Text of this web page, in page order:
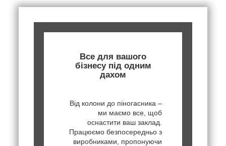
Все для вашого
бізнесу під одним
дахом
Від колони до піногасника –
ми маємо все, щоб
оснастити ваш заклад.
Працюємо безпосередньо з
виробниками, пропонуючи